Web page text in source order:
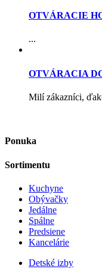
OTVÁRACIE
...
OTVÁRACIA
Milí zákazníci,
Ponuka
Sortimentu
Kuchyne
Obývačky
Jedálne
Spálne
Predsiene
Kancelárie
Detské izby